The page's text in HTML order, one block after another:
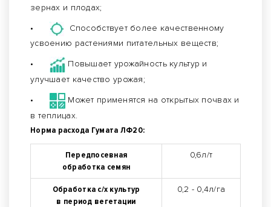
зернах и плодах;
•
Способствует более качественному
усвоению растениями питательных веществ;
•
Повышает урожайность культур и
улучшает качество урожая;
•
Может применятся на открытых почвах и
в теплицах.
Норма расхода Гумата ЛФ20:
Передпосевная
обработка семян
0,6л/т
Обработка с/х культур
в период вегетации
0,2 - 0,4л/га